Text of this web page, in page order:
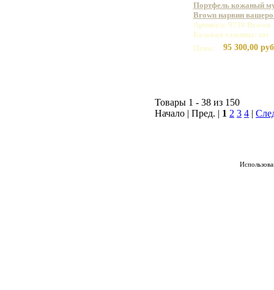
Портфель кожаный
Brown нарвин
Артикул: 9730 Brown
Базовая единица: шт
Цена:
95 300,00
Товары 1 - 38 из 150
Начало | Пред. | 1 2 3 4